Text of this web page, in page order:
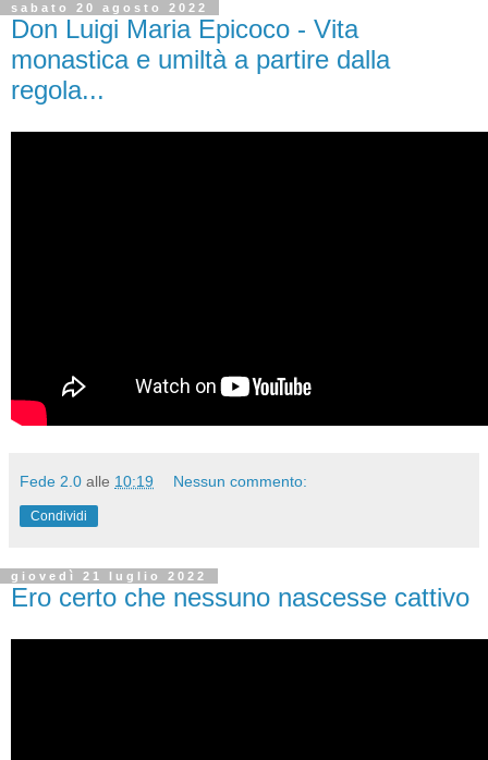
sabato 20 agosto 2022
Don Luigi Maria Epicoco - Vita
monastica e umiltà a partire dalla
regola...
Fede 2.0 alle 10:19 Nessun commento:
Condividi
giovedì 21 luglio 2022
Ero certo che nessuno nascesse cattivo